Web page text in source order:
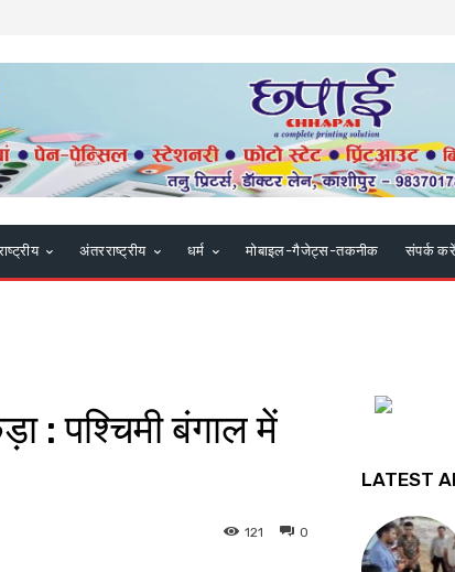
अंतरराष्ट्रीय धर्म मोबाइल-गैजेट्स-तकनीक संपर्क करें
: पश्चिमी बंगाल में
0
121
LATEST